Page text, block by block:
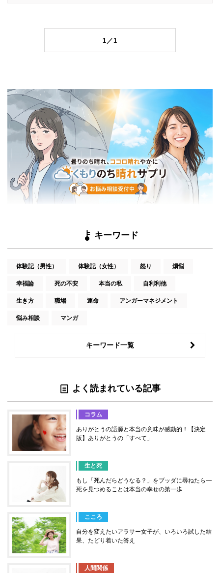
1／1
キーワード
体験記（男性） 体験記（女性） 怒り 煩悩
幸福論 死の不安 本当の私 自利利他
生き方 職場 運命 アンガーマネジメント
悩み相談 マンガ
キーワード一覧
よく読まれている記事
コラム
ありがとうの語源と本当の意味が感動的！【決定
版】ありがとうの「すべて」
生と死
もし「死んだらどうなる？」をブッダに尋ねたら―
死を見つめることは本当の幸せの第一歩
こころ
自分を変えたいアラサー女子が、いろいろ試した結
果、たどり着いた答え
人間関係